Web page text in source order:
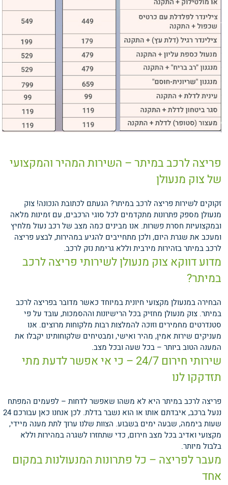
פריצה לרכב במיתר – השירות המהיר והמקצועי
של צוק מנעולן
זקוקים לשירות פריצה לרכב במיתר? הגעתם לכתובת הנכונה! צוק
מנעולן מספק פתרונות מתקדמים לכל סוגי הרכבים, עם זמינות מלאה
ובמקצועיות חסרת פשרות. אנו מבינים כמה מצב של רכב נעול מלחיץ
ומעכב את שגרת היום, ולכן מתחייבים להגיע במהירות, לבצע פריצה
לרכב במיתר בזהירות מירבית וללא גרימת נזק לרכב.
מדוע דווקא צוק מנעולן לשירותי פריצה לרכב
במיתר?
הבחירה במנעולן מקצועי חיונית במיוחד כאשר מדובר בפריצה לרכב
במיתר. צוק מנעולן מחזיק בכל הרישיונות וההסמכות, עובד על פי
סטנדרטים מחמירים וזוכה להמלצות רבות מלקוחות מרוצים. אנו
מעניקים שירות אמין, מהיר ואישי, ומבטיחים שלקוחותינו יקבלו את
המענה הטוב ביותר – בכל שעה ובכל מצב.
שירותי חירום 24/7 – כי אי אפשר לדעת מתי
תזדקקו לנו
פריצה לרכב במיתר היא לא משהו שאפשר לדחות – לפעמים המפתח
ננעל ברכב, איבדתם אותו או הוא נשבר בדלת. לכן אנחנו כאן עבורכם 24
שעות ביממה, שבעה ימים בשבוע. הצוות שלנו ערוך לתת מענה מיידי,
מקצועי ואדיב בכל מצב חירום, כדי שתחזרו לשגרה במהירות וללא
בלבול מיותר.
מעבר לפריצה – כל פתרונות המנעולנות במקום
אחד